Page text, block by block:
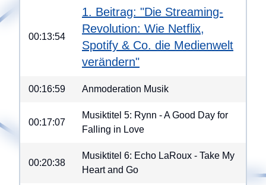
00:13:54
1. Beitrag: "Die Streaming-
Revolution: Wie Netflix,
Spotify & Co. die Medienwelt
verändern"
00:16:59 Anmoderation Musik
00:17:07
Musiktitel 5: Rynn - A Good Day for
Falling in Love
00:20:38
Musiktitel 6: Echo LaRoux - Take My
Heart and Go